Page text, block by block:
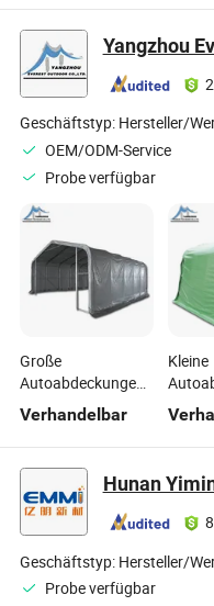
alle Modelle
Yangzhou
Geschäftstyp: Hersteller/
OEM/ODM-Service
Probe verfügbar
Große
Autoabdeckungen
PVC
Garagenabdeckung
Verhandelbar
Kleine
PVC
Hunan
Geschäftstyp: Hersteller/
Probe verfügbar